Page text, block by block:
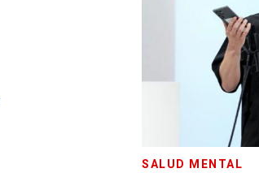
SALUD MENTAL